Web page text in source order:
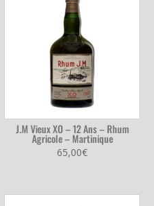
J.M Vieux XO – 12 Ans – Rhum
Agricole – Martinique
65,00€